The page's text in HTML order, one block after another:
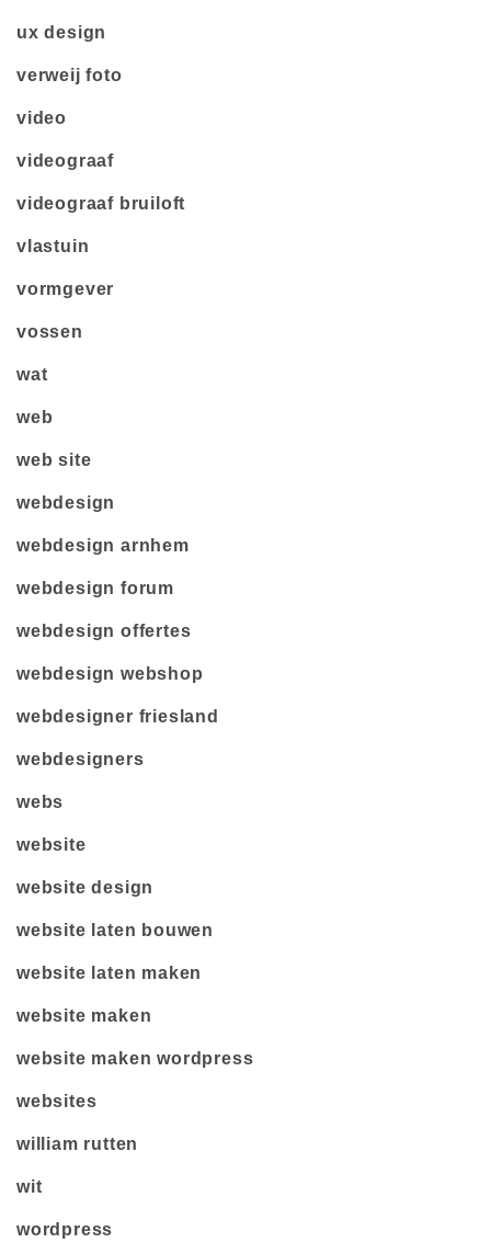
ux design
verweij foto
video
videograaf
videograaf bruiloft
vlastuin
vormgever
vossen
wat
web
web site
webdesign
webdesign arnhem
webdesign forum
webdesign offertes
webdesign webshop
webdesigner friesland
webdesigners
webs
website
website design
website laten bouwen
website laten maken
website maken
website maken wordpress
websites
william rutten
wit
wordpress